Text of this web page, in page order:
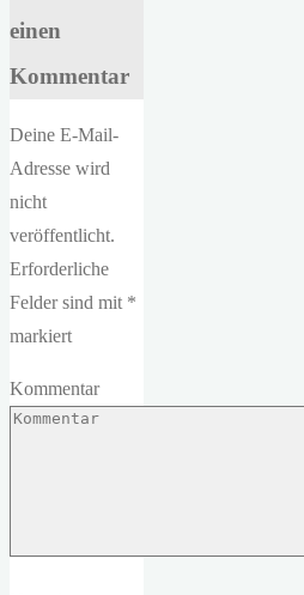
einen
Kommentar
Deine E-Mail-
Adresse wird
nicht
veröffentlicht.
Erforderliche
Felder sind mit *
markiert
Kommentar